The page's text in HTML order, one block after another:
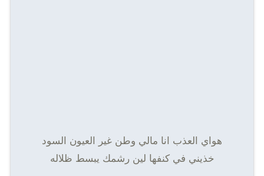
هواي العذب انا مالي وطن غير العيون السود
خذيني في كنفها لين رشمك يبسط ظلاله